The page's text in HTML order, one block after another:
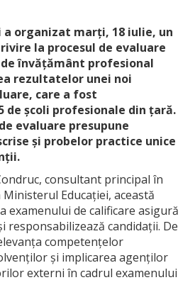
organizat marți, 18 iulie, un
la procesul de evaluare
învățământ profesional
rezultatelor unei noi
care a fost
de școli profesionale din țară.
evaluare presupune
și probelor practice unice
consultant principal în
Educației, această
examenului de calificare asigură
responsabilizează candidații. De
competențelor
și implicarea agenților
externi în cadrul examenului